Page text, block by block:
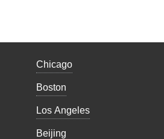
Chicago
Boston
Los Angeles
Beijing